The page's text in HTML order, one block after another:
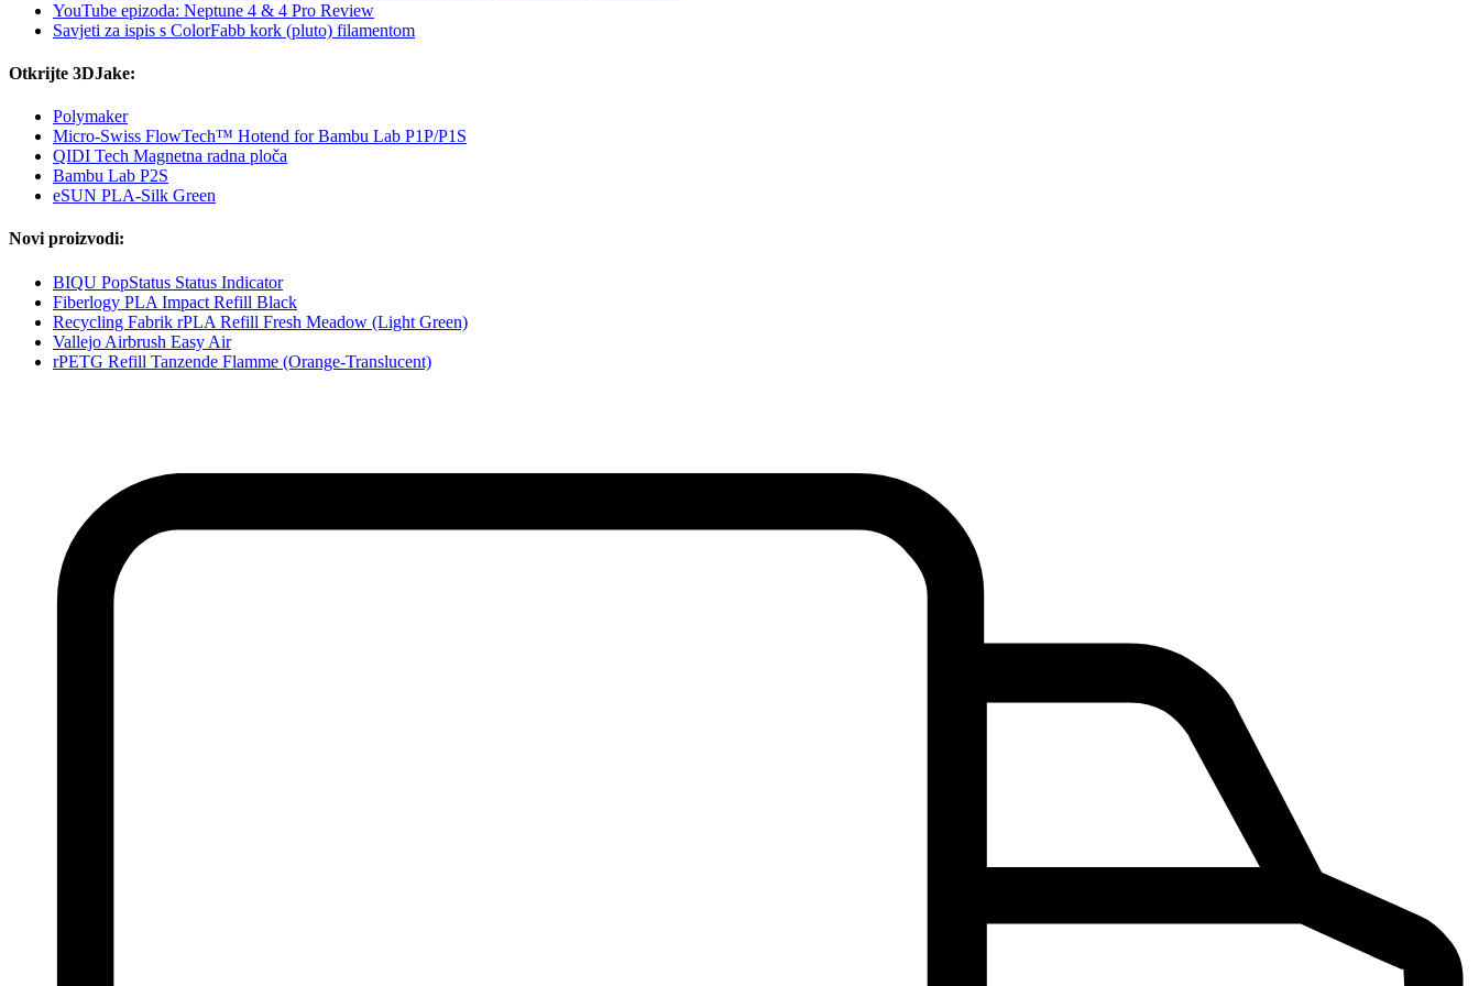
YouTube epizoda: Neptune 4 & 4 Pro Review
Savjeti za ispis s ColorFabb kork (pluto) filamentom
Otkrijte 3DJake:
Polymaker
Micro-Swiss FlowTech™ Hotend for Bambu Lab P1P/P1S
QIDI Tech Magnetna radna ploča
Bambu Lab P2S
eSUN PLA-Silk Green
Novi proizvodi:
BIQU PopStatus Status Indicator
Fiberlogy PLA Impact Refill Black
Recycling Fabrik rPLA Refill Fresh Meadow (Light Green)
Vallejo Airbrush Easy Air
rPETG Refill Tanzende Flamme (Orange-Translucent)